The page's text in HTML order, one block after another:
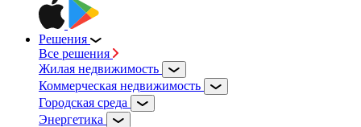
Решения
Все решения
Жилая недвижимость
Коммерческая недвижимость
Городская среда
Энергетика